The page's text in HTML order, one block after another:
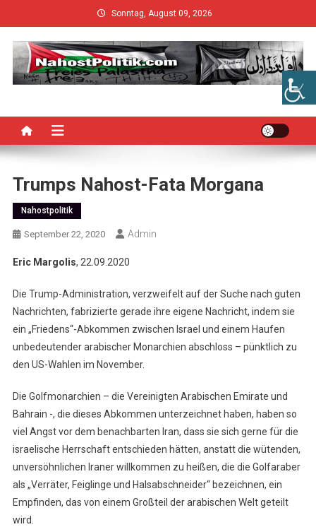
to
content
Sonntag, August 09, 2026
Trumps Nahost-Fata Morgana
Nahostpolitik
September 22, 2020 Admin
Eric Margolis, 22.09.2020
Die Trump-Administration, verzweifelt auf der Suche nach guten
Nachrichten, fabrizierte gerade ihre eigene Nachricht, indem sie
ein „Friedens“-Abkommen zwischen Israel und einem Haufen
unbedeutender arabischer Monarchien abschloss – pünktlich zu
den US-Wahlen im November.
Die Golfmonarchien – die Vereinigten Arabischen Emirate und
Bahrain -, die dieses Abkommen unterzeichnet haben, haben so
viel Angst vor dem benachbarten Iran, dass sie sich gerne für die
israelische Herrschaft entschieden hätten, anstatt die wütenden,
unversöhnlichen Iraner willkommen zu heißen, die die Golfaraber
als „Verräter, Feiglinge und Halsabschneider“ bezeichnen, ein
Empfinden, das von einem Großteil der arabischen Welt geteilt
wird.